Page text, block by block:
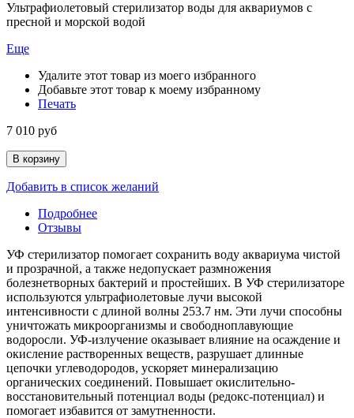
Ультрафиолетовый стерилизатор воды для аквариумов с
пресной и морской водой
Еще
Удалите этот товар из моего избранного
Добавьте этот товар к моему избранному
Печать
7 010 руб
В корзину
Добавить в список желаний
Подробнее
Отзывы
УФ стерилизатор помогает сохранить воду аквариума чистой
и прозрачной, а также недопускает размножения
болезнетворных бактерий и простейших. В УФ стерилизаторе
используются ультрафиолетовые лучи высокой
интенсивности с длиной волны 253.7 нм. Эти лучи способны
уничтожать микроорганизмы и свободноплавующие
водоросли. УФ-излучение оказывает влияние на осаждение и
окисление растворенных веществ, разрушает длинные
цепочки углеводородов, ускоряет минерализацию
органических соединений. Повышает окислительно-
восстановительный потенциал воды (редокс-потенциал) и
помогает избавится от замутненности.